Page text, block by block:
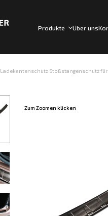
Produkte Über uns
Ladekantenschutz Stoßstangenschutz
Zum Zoomen klicken